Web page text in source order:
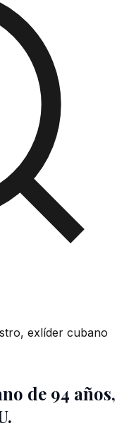
exlíder cubano
de 94 años,